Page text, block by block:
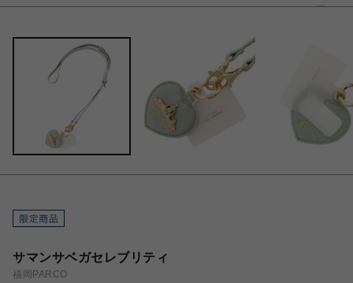
サマンサベガセレブリティ
福岡PARCO